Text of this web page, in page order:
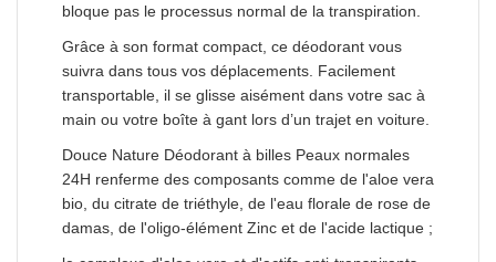
bloque pas le processus normal de la transpiration.
Grâce à son format compact, ce déodorant vous
suivra dans tous vos déplacements. Facilement
transportable, il se glisse aisément dans votre sac à
main ou votre boîte à gant lors d’un trajet en voiture.
Douce Nature Déodorant à billes Peaux normales
24H renferme des composants comme de l'aloe vera
bio, du citrate de triéthyle, de l'eau florale de rose de
damas, de l'oligo-élément Zinc et de l'acide lactique ;